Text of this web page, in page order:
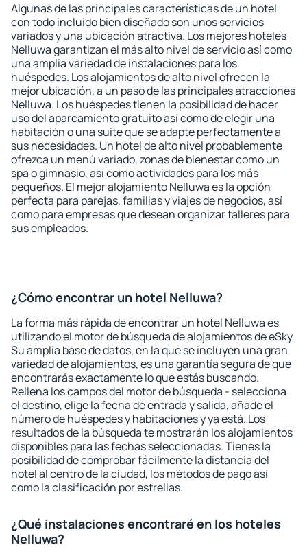
Algunas de las principales características de un hotel
con todo incluido bien diseñado son unos servicios
variados y una ubicación atractiva. Los mejores hoteles
Nelluwa garantizan el más alto nivel de servicio así como
una amplia variedad de instalaciones para los
huéspedes. Los alojamientos de alto nivel ofrecen la
mejor ubicación, a un paso de las principales atracciones
Nelluwa. Los huéspedes tienen la posibilidad de hacer
uso del aparcamiento gratuito así como de elegir una
habitación o una suite que se adapte perfectamente a
sus necesidades. Un hotel de alto nivel probablemente
ofrezca un menú variado, zonas de bienestar como un
spa o gimnasio, así como actividades para los más
pequeños. El mejor alojamiento Nelluwa es la opción
perfecta para parejas, familias y viajes de negocios, así
como para empresas que desean organizar talleres para
sus empleados.
¿Cómo encontrar un hotel Nelluwa?
La forma más rápida de encontrar un hotel Nelluwa es
utilizando el motor de búsqueda de alojamientos de eSky.
Su amplia base de datos, en la que se incluyen una gran
variedad de alojamientos, es una garantía segura de que
encontrarás exactamente lo que estás buscando.
Rellena los campos del motor de búsqueda - selecciona
el destino, elige la fecha de entrada y salida, añade el
número de huéspedes y habitaciones y ya está. Los
resultados de la búsqueda te mostrarán los alojamientos
disponibles para las fechas seleccionadas. Tienes la
posibilidad de comprobar fácilmente la distancia del
hotel al centro de la ciudad, los métodos de pago así
como la clasificación por estrellas.
¿Qué instalaciones encontraré en los hoteles
Nelluwa?